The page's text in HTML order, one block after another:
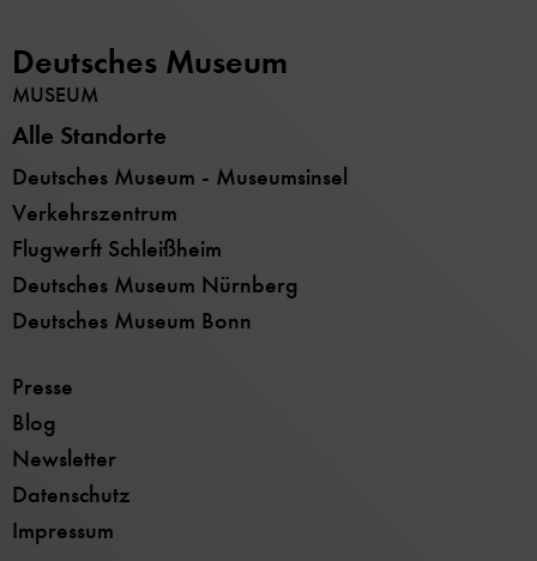
Deutsches Museum
MUSEUM
Alle Standorte
Deutsches Museum - Museumsinsel
Verkehrszentrum
Flugwerft Schleißheim
Deutsches Museum Nürnberg
Deutsches Museum Bonn
Presse
Blog
Newsletter
Datenschutz
Impressum